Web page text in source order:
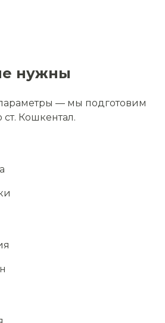
нужны
— мы подготовим
ст. Кошкентал.